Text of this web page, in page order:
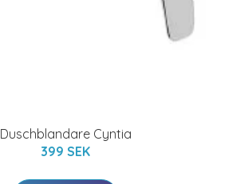
Duschblandare Cyntia
399 SEK